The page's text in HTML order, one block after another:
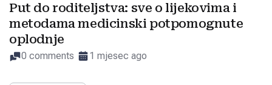
Put do roditeljstva: sve o lijekovima i
metodama medicinski potpomognute
oplodnje
0 comments 1 mjesec ago